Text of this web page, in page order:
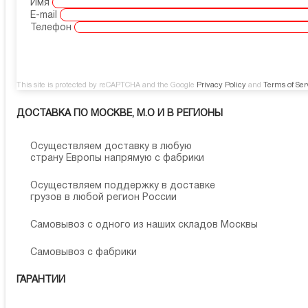
Имя
E-mail
Телефон
This site is protected by reCAPTCHA and the Google Privacy Policy and Terms of
ДОСТАВКА ПО МОСКВЕ, М.О И В РЕГИОНЫ
Осуществляем доставку в любую
страну Европы напрямую с фабрики
Осуществляем поддержку в доставке
грузов в любой регион России
Самовывоз с одного из наших складов Москвы
Самовывоз с фабрики
ГАРАНТИИ